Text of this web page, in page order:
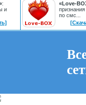
:
и
«Love-
по смс...